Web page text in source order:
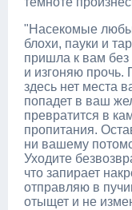
"Насекомые
блохи, пауки и
пришла к вам без
и изгоняю прочь.
здесь нет места
попадет в ваш
превратится в
пропитания.
ни вашему
Уходите
что запирает
отправляю в
отыщет и не